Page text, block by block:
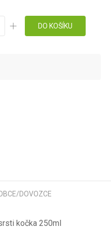
DO KOŠÍKU
DOVOZCE
kočka 250ml